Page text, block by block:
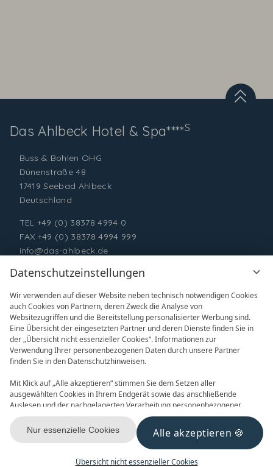
Datenschutzeinstellungen
Wir verwenden auf dieser Website neben technisch notwendigen Cookies
auch Cookies von Partnern, deren Zweck die Analyse von
Websitezugriffen und die Bereitstellung personalisierter Werbung sind.
Eine Übersicht der eingesetzten Partner und deren Dienste finden Sie in
der „Übersicht nicht essenzieller Cookies“. Informationen zur
Verwendung Ihrer personenbezogenen Daten durch unsere Partner
finden Sie in den Datenschutzhinweisen.
Mit Klick auf „Alle akzeptieren“ stimmen Sie dem Setzen aller
ausgewählten Cookies in Ihrem Endgerät sowie das anschließende
Auslesen und der nachgelagerten Verarbeitung personenbezogener
Daten (z.B. Ihrer IP-Adresse) durch uns und unseren Partnern zu. Falls
Sie damit nicht einverstanden sind, klicken Sie bitte auf „Nur essenzielle
Cookies“. Eine individuelle Auswahl können Sie unter „Übersicht nicht
essenzieller Cookies“ tätigen. Sie können Ihre Auswahl im Fußbereich
dieser Website oder in den Datenschutzhinweisen jederzeit aufrufen und
Alle akzeptieren
Nur essenzielle Cookies
Übersicht nicht essenzieller Cookies
Das Ahlbeck Hotel & Spa****S
Buss & Bohlen OHG
Dünenstraße 48
17419 Seebad Ahlbeck
Deutschland
TEL +49 (0) 38378 4994 0
FAX +49 (0) 38378 4994 999
info@das-ahlbeck.de
ONLINE BUCHEN ANFRAGEN
GUTSCHEINE NEWSLETTER